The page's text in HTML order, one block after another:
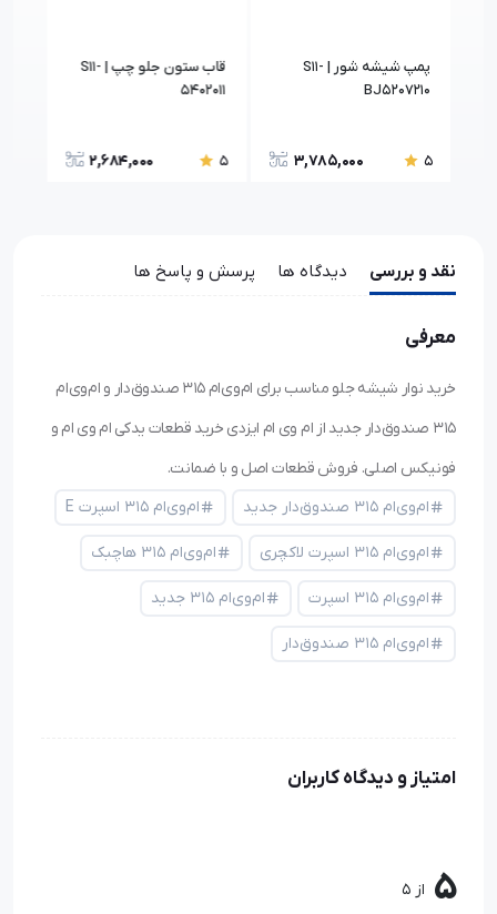
پمپ شیشه شور | S11-
BJ5207210
5
3,785,000
قاب ستون جلو چپ | S11-
5402011
5
2,684,000
نقد و بررسی دیدگاه ها پرسش و پاسخ ها
معرفی
خرید نوار شیشه جلو مناسب برای ام‌وی‌ام ۳۱۵ صندوق‌دار و ام‌وی‌ام
۳۱۵ صندوق‌دار جدید از ام وی ام ایزدی خرید قطعات یدکی ام وی ام و
فونیکس اصلی. فروش قطعات اصل و با ضمانت.
ام‌وی‌ام ۳۱۵ صندوق‌دار جدید
ام‌وی‌ام ۳۱۵ اسپرت E
ام‌وی‌ام ۳۱۵ اسپرت لاکچری ام‌وی‌ام ۳۱۵ هاچبک
ام‌وی‌ام ۳۱۵ اسپرت ام‌وی‌ام ۳۱۵ جدید
ام‌وی‌ام ۳۱۵ صندوق‌دار
امتیاز و دیدگاه کاربران
5 از 5